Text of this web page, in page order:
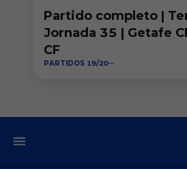
Partido completo |
Jornada 35 | Getafe
CF
PARTIDOS 19/20